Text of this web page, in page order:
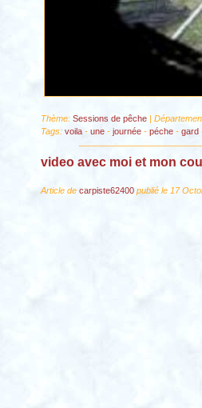
Thème: Sessions de pêche|
Tags: voila- une- journée- péche- gard
video avec moi et mon
Article de carpiste62400publié le 17